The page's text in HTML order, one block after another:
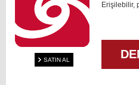
SATIN AL
Erişilebilir,